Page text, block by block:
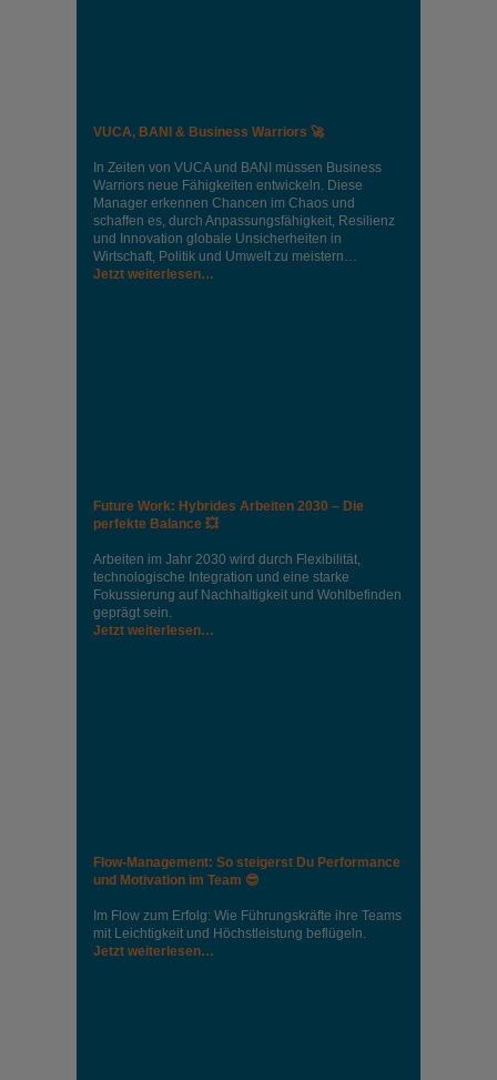
VUCA, BANI & Business Warriors 🚀
In Zeiten von VUCA und BANI müssen Business
Warriors neue Fähigkeiten entwickeln. Diese
Manager erkennen Chancen im Chaos und
schaffen es, durch Anpassungsfähigkeit, Resilienz
und Innovation globale Unsicherheiten in
Wirtschaft, Politik und Umwelt zu meistern…
Jetzt weiterlesen…
Future Work: Hybrides Arbeiten 2030 – Die
perfekte Balance 💥
Arbeiten im Jahr 2030 wird durch Flexibilität,
technologische Integration und eine starke
Fokussierung auf Nachhaltigkeit und Wohlbefinden
geprägt sein.
Jetzt weiterlesen…
Flow-Management: So steigerst Du Performance
und Motivation im Team 😎
Im Flow zum Erfolg: Wie Führungskräfte ihre Teams
mit Leichtigkeit und Höchstleistung beflügeln.
Jetzt weiterlesen…